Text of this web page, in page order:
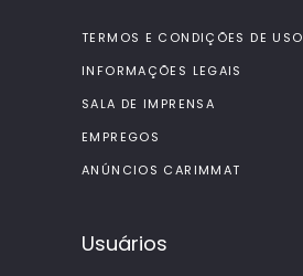
TERMOS E CONDIÇÕES DE USO
INFORMAÇÕES LEGAIS
SALA DE IMPRENSA
EMPREGOS
ANÚNCIOS CARIMMAT
Usuários